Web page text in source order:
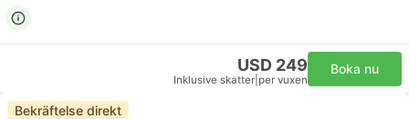
USD 249
Inklusive skatter per vuxen
Boka nu
Bekräftelse direkt